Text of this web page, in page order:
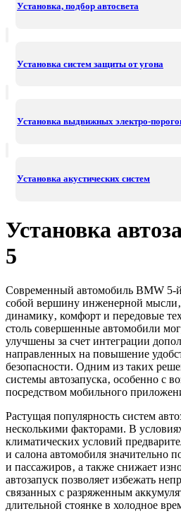
Установка, подбор автосвета
Установка систем защиты от угона
Установка выдвижных электро-
Установка акустических систем
Установка
5
Современный автомобиль BMW 5-й
собой вершину инженерной
динамику‚ комфорт и передовые
столь совершенные автомобили
улучшены за счет интеграции
направленных на повышение
безопасности. Одним из таких
системы автозапуска‚ особенно с
посредством мобильного
Растущая популярность систем
несколькими факторами. В
климатических условий
и салона автомобиля значительно
и пассажиров‚ а также снижает
автозапуск позволяет избежать
связанных с разряженным
длительной стоянке в холодное